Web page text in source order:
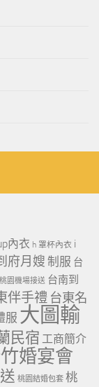
內衣 h 罩杯內衣 i
府月嫂 制服 台
園機場接送 台南到
伴手禮 台東名
服 大圖輸
民宿 工商簡介
婚宴會
桃園結婚包套 桃